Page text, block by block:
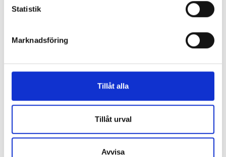
Statistik
Marknadsföring
Tillåt alla
Tillåt urval
Avvisa
Sopsugsystem FSA
MENY
STENSBALLE